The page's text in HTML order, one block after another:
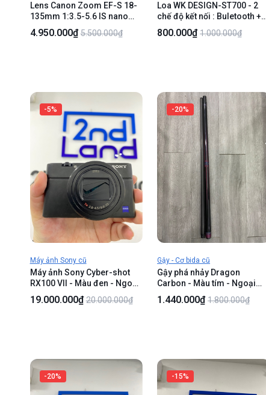
Lens Canon Zoom EF-S 18-
135mm 1:3.5-5.6 IS nano
USM - Màu đen - Ngoại hình
97% - Nhựa đen xuống màu ,
4.950.000₫5.500.000₫
Loa WK DESIGN-ST700 - 2
chế độ kết nối : Buletooth +
Dây - Màu đen - Ngoại hình
97% - không nhận NFC - Kèm
800.000₫1.000.000₫
-5%
Máy ảnh Sony cũ
Máy ảnh Sony Cyber-shot
RX100 VII - Màu đen - Ngoại
hình 98% - Màn tối viền nhẹ -
Kèm 1 sạc , 2 pin
19.000.000₫20.000.000₫
-20%
Gậy - Cơ bida cũ
Gậy phá nhảy Dragon
Carbon - Màu tím - Ngoại
hình 98% - Kèm ngọn
dragon break jump , 1 nối
1.440.000₫1.800.000₫
-20% -15%